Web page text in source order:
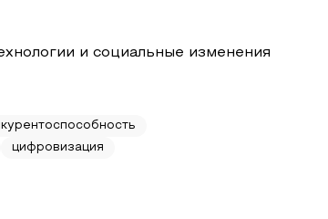
и социальные изменения
цифровизация